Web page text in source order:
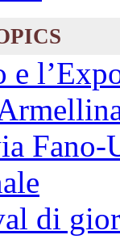
e
Fano-
di